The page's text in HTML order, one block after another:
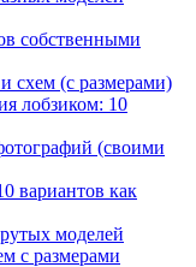
собственными
схем (с размерами)
лобзиком: 10
(своими
вариантов как
моделей
с размерами